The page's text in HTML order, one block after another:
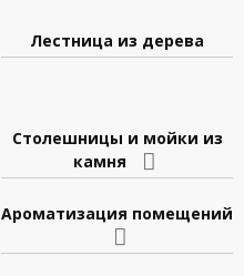
Лестница из дерева
Столешницы и мойки из
камня
Ароматизация помещений